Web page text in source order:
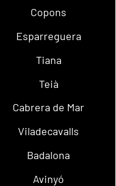
Copons
Esparreguera
Tiana
Teià
Cabrera de Mar
Viladecavalls
Badalona
Avinyó